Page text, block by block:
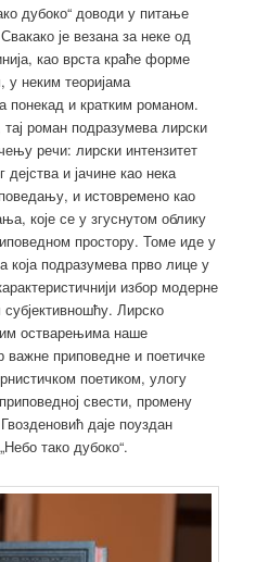
дубоко“ доводи у питање
је везана за неке од
као врста краће форме
у неким теоријама
понекад и кратким романом.
роман подразумева лирски
речи: лирски интензитет
и јачине као нека
и истовремено као
које се у згуснутом облику
простору. Томе иде у
која подразумева прво лице у
избор модерне
субјективношћу. Лирско
остварењима наше
приповедне и поетичке
поетиком, улогу
свести, промену
даје поуздан
тако дубоко“.